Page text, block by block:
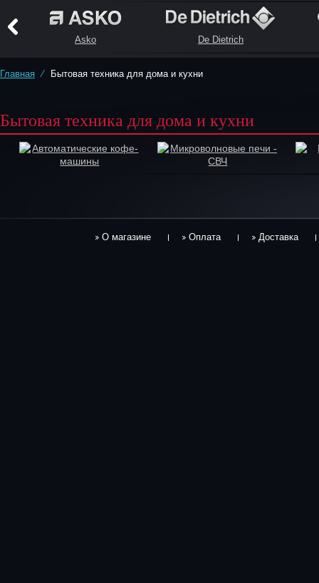
Asko De Dietrich
Главная ⁄ Бытовая техника для дома и кухни
Бытовая техника для дома и кухни
Автоматические кофе-
машины
Микроволновые печи -
СВЧ
О магазине Оплата Доставка